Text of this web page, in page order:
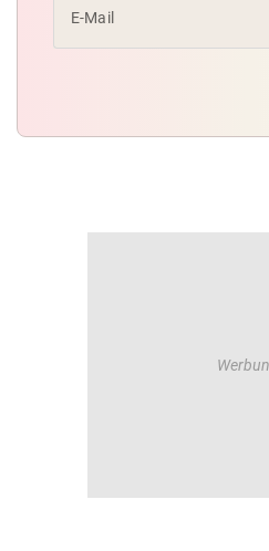
E-Mail